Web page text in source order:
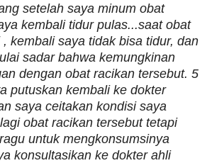
setelah saya minum obat
kembali tidur pulas...saat obat
kembali saya tidak bisa tidur, dan
sadar bahwa kemungkinan
dengan obat racikan tersebut. 5
putuskan kembali ke dokter
saya ceitakan kondisi saya
obat racikan tersebut tetapi
untuk mengkonsumsinya
konsultasikan ke dokter ahli